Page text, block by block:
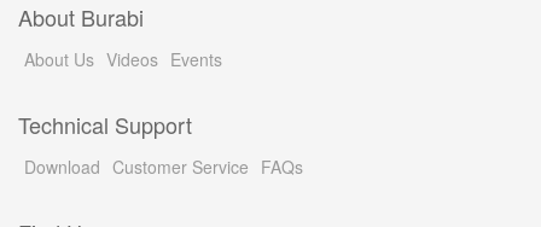
About Burabi
About Us Videos Events
Technical Support
Download Customer Service FAQs